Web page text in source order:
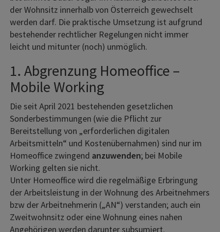
der Wohnsitz innerhalb von Österreich gewechselt
werden darf. Die praktische Umsetzung ist aufgrund
bestehender rechtlicher Regelungen nicht immer
leicht und mitunter (noch) unmöglich.
1. Abgrenzung Homeoffice –
Mobile Working
Die seit April 2021 bestehenden gesetzlichen
Sonderbestimmungen (wie die Pflicht zur
Bereitstellung von „erforderlichen digitalen
Arbeitsmitteln“ und Kostenübernahmen) sind nur im
Homeoffice zwingend anzuwenden; bei Mobile
Working gelten sie nicht.
Unter Homeoffice wird die regelmäßige Erbringung
der Arbeitsleistung in der Wohnung des Arbeitnehmers
bzw der Arbeitnehmerin („AN“) verstanden; auch ein
Zweitwohnsitz oder eine Wohnung eines nahen
Angehörigen werden darunter subsumiert.